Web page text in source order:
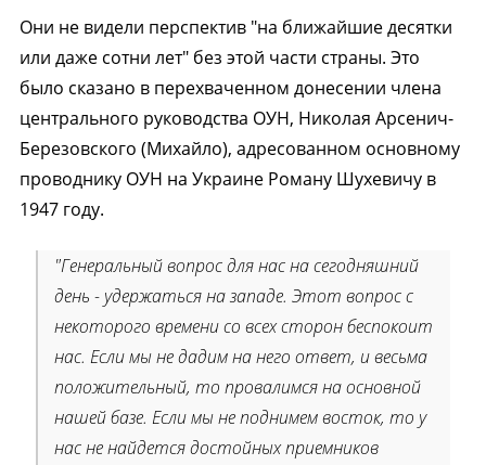
Они не видели перспектив "на ближайшие десятки
или даже сотни лет" без этой части страны. Это
было сказано в перехваченном донесении члена
центрального руководства ОУН, Николая Арсенич-
Березовского (Михайло), адресованном основному
проводнику ОУН на Украине Роману Шухевичу в
1947 году.
"Генеральный вопрос для нас на сегодняшний
день - удержаться на западе. Этот вопрос с
некоторого времени со всех сторон беспокоит
нас. Если мы не дадим на него ответ, и весьма
положительный, то провалимся на основной
нашей базе. Если мы не поднимем восток, то у
нас не найдется достойных приемников